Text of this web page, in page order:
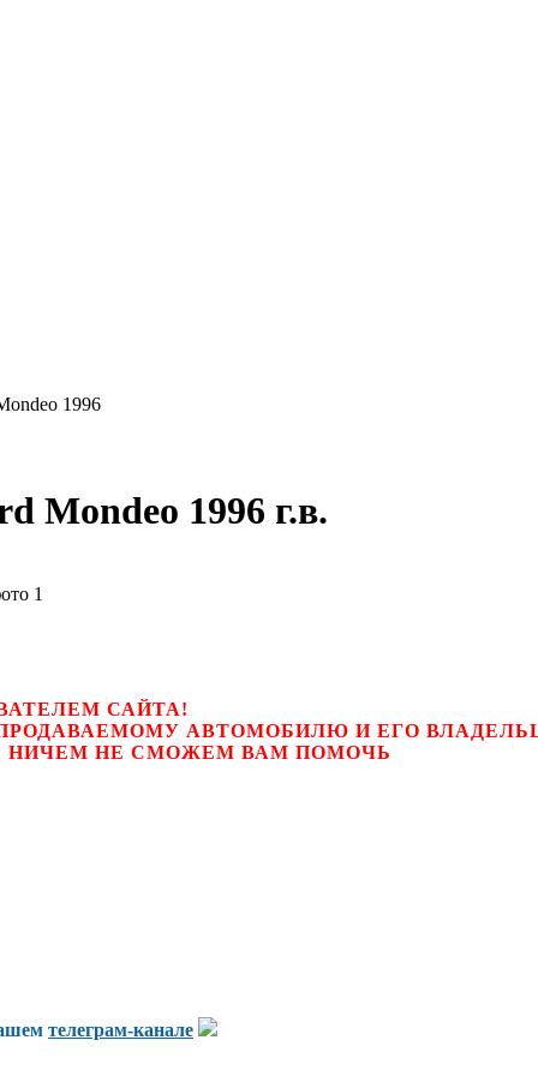
1996
Mondeo 1996 г.в.
САЙТА!
АВТОМОБИЛЮ И ЕГО
мы НИЧЕМ НЕ СМОЖЕМ ВАМ ПОМОЧЬ
телеграм-канале